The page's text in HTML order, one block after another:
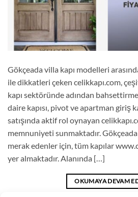
Gökçeada villa kapı modelleri
ile dikkatleri çeken celikkapı.com,
kapı sektöründe adından
daire kapısı, pivot ve apartman giriş
satışında aktif rol oynayan
memnuniyeti sunmaktadır.
merak edenler için, tüm kapılar
yer almaktadır. Alanında […]
OKUMAYA DEVAM